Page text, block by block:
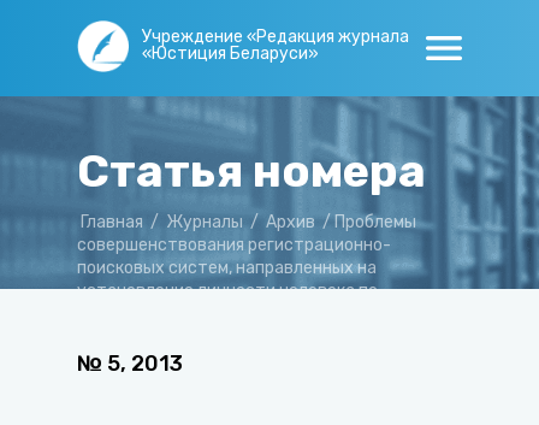
Учреждение «Редакция журнала
«Юстиция Беларуси»
Статья номера
Главная / Журналы / Архив / Проблемы
совершенствования регистрационно-
поисковых систем, направленных на
установление личности человека по
№ 5, 2013